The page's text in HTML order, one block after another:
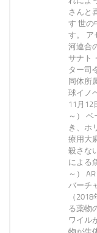
さんと
す 世の
す。 ア
河連合
サナト
ター司
同体所
球イノ
11月12
～）
き、ホ
療用大
殺さな
による
～）
バーチ
（
る薬物
ワイル